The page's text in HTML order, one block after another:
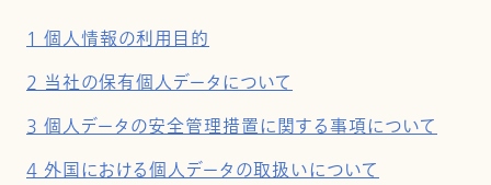
1 個人情報の利用目的
2 当社の保有個人データについて
3 個人データの安全管理措置に関する事項について
4 外国における個人データの取扱いについて